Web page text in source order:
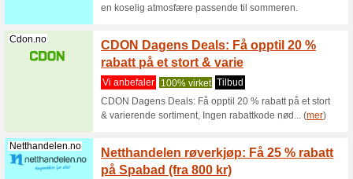
Milrab.no
rabatt